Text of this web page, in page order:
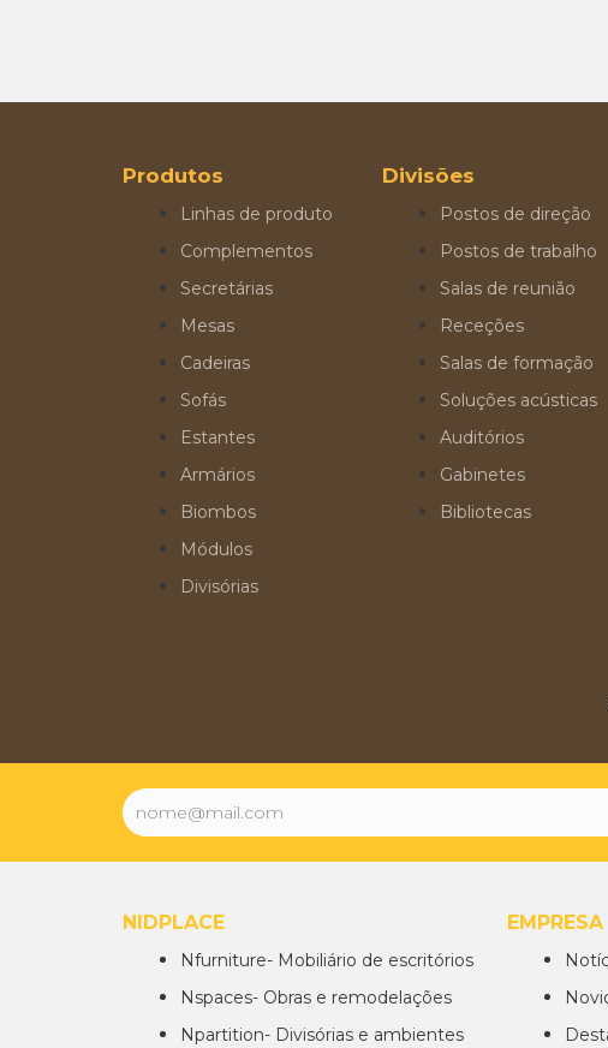
Produtos
Linhas de produto
Complementos
Secretárias
Mesas
Cadeiras
Sofás
Estantes
Armários
Biombos
Módulos
Divisórias
Divisões
Postos de direção
Postos de trabalho
Salas de reunião
Receções
Salas de formação
Soluções acústicas
Auditórios
Gabinetes
Bibliotecas
NIDPLACE
Nfurniture- Mobiliário de escritórios
Nspaces- Obras e remodelações
Npartition- Divisórias e ambientes
EMPRESA